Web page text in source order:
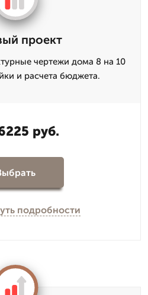
проект
чертежи дома 8 на 10
и расчета бюджета.
руб.
подробности